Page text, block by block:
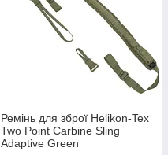
Ремінь для зброї Helikon-Tex
Two Point Carbine Sling
Adaptive Green